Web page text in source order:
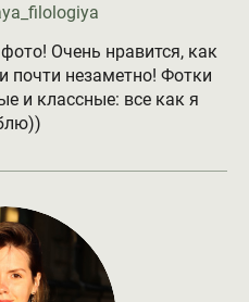
Очень нравится, как
почти незаметно! Фотки
и классные: все как я